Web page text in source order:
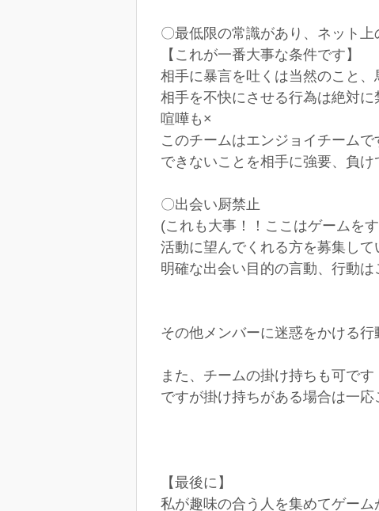
〇最低限の常識があり、ネット
【これが一番大事な条件です】
相手に暴言を吐くは当然のこと
相手を不快にさせる行為は絶対に
喧嘩も×
このチームはエンジョイチームで
できないことを相手に強要、負
〇出会い厨禁止
(これも大事！！ここはゲームを
活動に望んでくれる方を募集して
明確な出会い目的の言動、行動は
その他メンバーに迷惑をかける
また、チームの掛け持ちも可です
ですが掛け持ちがある場合は一応
【最後に】
私が趣味の合う人を集めてゲー